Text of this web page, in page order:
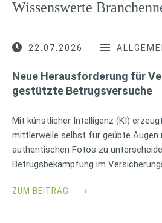
Wissenswerte
22.07.2026
Neue Herausforderung für
gestützte Betrugsversuche
Mit künstlicher Intelligenz (KI)
mittlerweile selbst für geübte Augen
authentischen Fotos zu
Betrugsbekämpfung im
ZUM BEITRAG ⟶